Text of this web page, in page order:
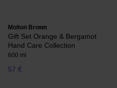
Molton Brown
Gift Set Orange & Bergamot
Hand Care Collection
600 ml
57 €